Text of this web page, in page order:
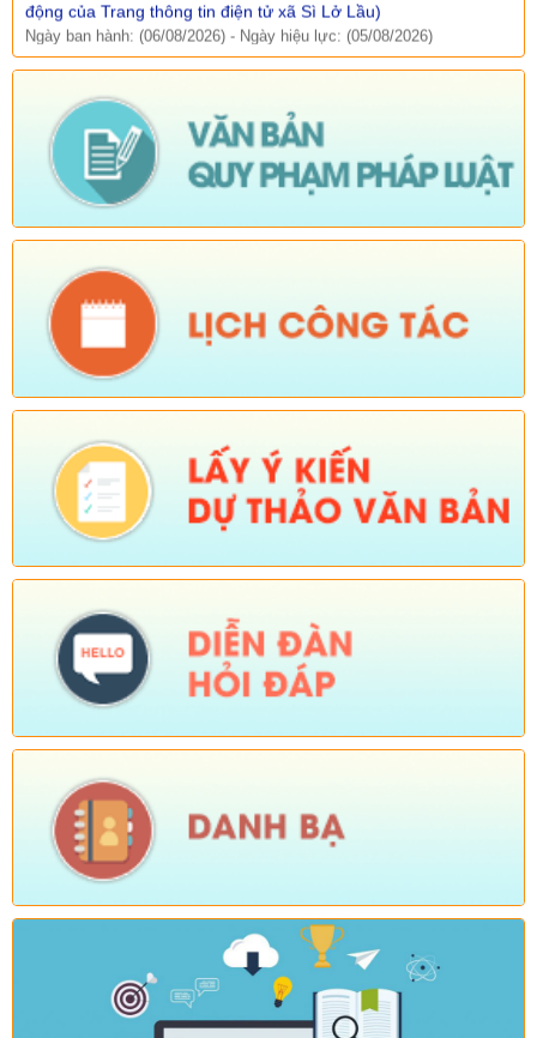
Ngày ban hành: (06/08/2026) -Ngày hiệu lực: (05/08/2026)
Số:Số:1844 /KH-UBND
Tên:(KẾ HOẠCH Truyền thông hưởng ứng Tuần lễ Thế giới
Nuôi con bằng sữa mẹ năm 2026)
Ngày ban hành: (05/08/2026) -Ngày hiệu lực: (05/08/2026)
Số: Số:1840 /UBND-KT
Tên:(V/v rà soát đối tượng để thực hiện chính sách về đất đai
quy định tại Điều 16 và khoản 3 Điều 124 Luật Đất đai)
Tên: (Mời dự Hội nghị Báo cáo viên cấp tỉnh thá)
Ngày ban hành: (05/08/2026)
Số:Số: 1836/UBND-VP
Nghị định số 266/2026/NĐ-CP của Chính phủ về tiết kiệm,
chống lãng phí.)
Ngày ban hành: (05/08/2026) -Ngày hiệu lực: (04/08/2026)
Số: Số: 1839/KH-UBND
Tên:(KẾ HOẠCH Công tác phổ biến, giáo dục pháp luật 6
Ngày ban hành: (05/08/2026) -Ngày hiệu lực: (04/08/2026)
Số:Số: 1721/KH-UBND
Tên:(KẾ HOẠCH Tổ chức Hội nghị tổng kết năm học 2025-
2026, triển khai nhiệm vụ năm học 2026-2027)
Ngày ban hành: (04/08/2026) -Ngày hiệu lực: (24/07/2026)